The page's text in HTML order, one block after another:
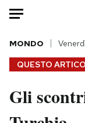
HOME
Italia
QUESTO
MONDO
Gli